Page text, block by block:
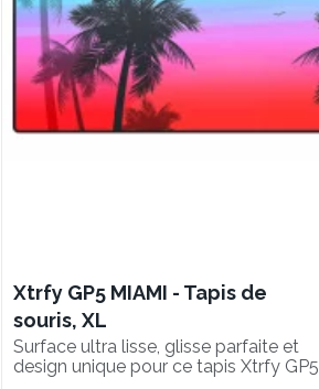
Xtrfy GP5 MIAMI - Tapis de
souris, XL
Surface ultra lisse, glisse parfaite et
design unique pour ce tapis Xtrfy GP5